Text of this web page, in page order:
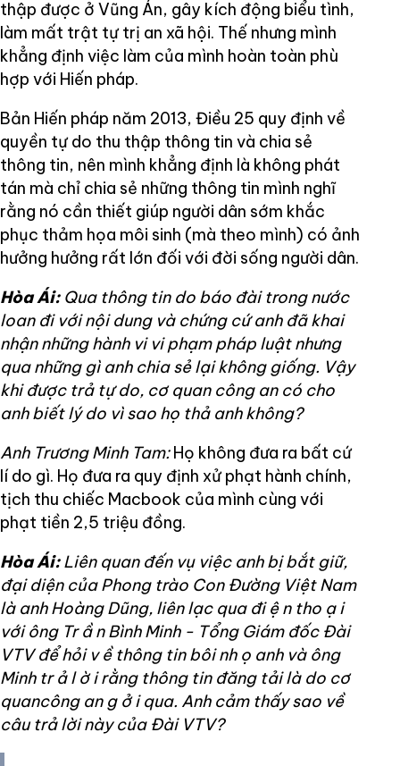
thập được ở Vũng Án, gây kích động biểu tình,
làm mất trật tự trị an xã hội. Thế nhưng mình
khẳng định việc làm của mình hoàn toàn phù
hợp với Hiến pháp.
Bản Hiến pháp năm 2013, Điều 25 quy định về
quyền tự do thu thập thông tin và chia sẻ
thông tin, nên mình khẳng định là không phát
tán mà chỉ chia sẻ những thông tin mình nghĩ
rằng nó cần thiết giúp người dân sớm khắc
phục thảm họa môi sinh (mà theo mình) có ảnh
hưởng hưởng rất lớn đối với đời sống người dân.
Hòa Ái: Qua thông tin do báo đài trong nước
loan đi với nội dung và chứng cứ anh đã khai
nhận những hành vi vi phạm pháp luật nhưng
qua những gì anh chia sẻ lại không giống. Vậy
khi được trả tự do, cơ quan công an có cho
anh biết lý do vì sao họ thả anh không?
Anh Trương Minh Tam:Họ không đưa ra bất cứ
lí do gì. Họ đưa ra quy định xử phạt hành chính,
tịch thu chiếc Macbook của mình cùng với
phạt tiền 2,5 triệu đồng.
Hòa Ái: Liên quan đến vụ việc anh bị bắt giữ,
đại diện của Phong trào Con Đường Việt Nam
là anh Hoàng Dũng, liên lạc qua đi ệ n tho ạ i
với ông Tr ầ n Bình Minh - Tổng Giám đốc Đài
VTV để hỏi v ềthông tin bôi nh ọ anh và ông
Minh tr ảl ờ i rằng thông tin đăng tải là do cơ
quancông an g ở i qua. Anh cảm thấy sao về
câu trả lời này của Đài VTV?